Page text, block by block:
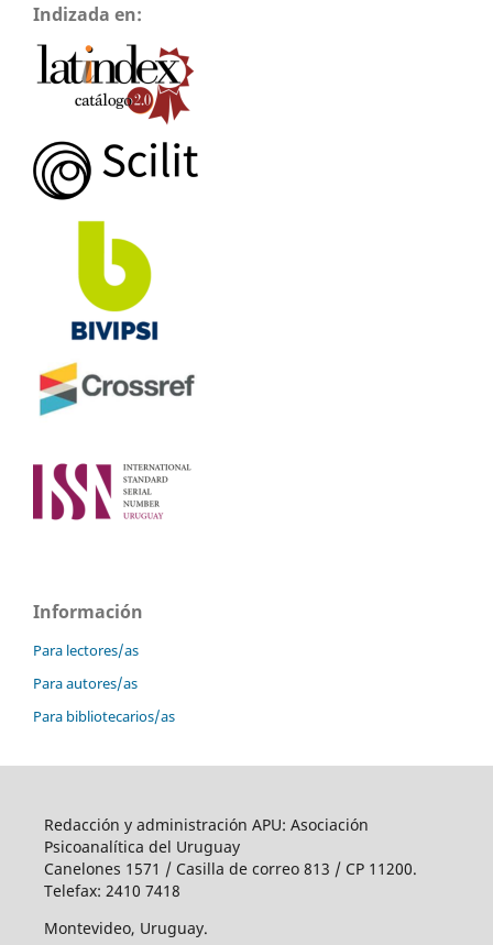
Indizada en:
Información
Para lectores/as
Para autores/as
Para bibliotecarios/as
Redacción y administración APU: Asociación
Psicoanalítica del Uruguay
Canelones 1571 / Casilla de correo 813 / CP 11200.
Telefax: 2410 7418
Montevideo, Uruguay.